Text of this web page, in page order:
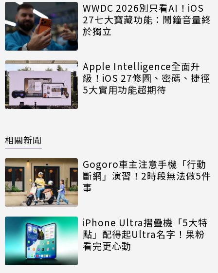
WWDC 2026別只看AI！iOS
27七大寶藏功能：鬧鐘音量終
於獨立
Apple Intelligence全面升
級！iOS 27修圖、密碼、捷徑
5大實用功能超期待
相關新聞
Gogoro車主注意手機「行動
斷網」演習！2時段無法做5件
事
iPhone Ultra摺疊機「5大特
點」配得起Ultra名字！果粉
看完更心動